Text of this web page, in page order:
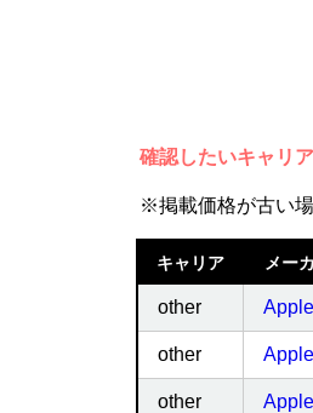
確認したいキャリ
※掲載価格が古い
キャリア メー
other Apple
other Apple
other Apple